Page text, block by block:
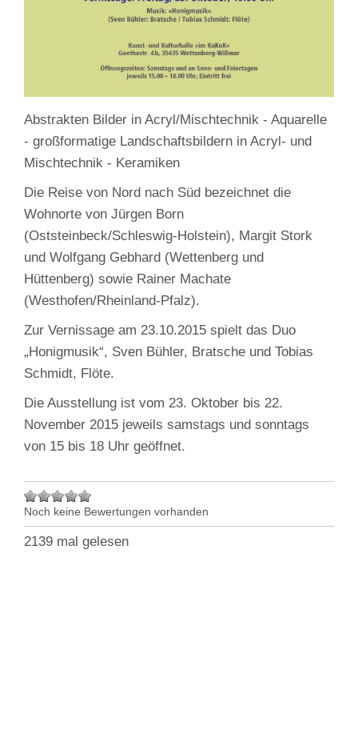
Abstrakten Bilder in Acryl/Mischtechnik - Aquarelle
- großformatige Landschaftsbildern in Acryl- und
Mischtechnik - Keramiken
Die Reise von Nord nach Süd bezeichnet die
Wohnorte von Jürgen Born
(Oststeinbeck/Schleswig-Holstein), Margit Stork
und Wolfgang Gebhard (Wettenberg und
Hüttenberg) sowie Rainer Machate
(Westhofen/Rheinland-Pfalz).
Zur Vernissage am 23.10.2015 spielt das Duo
„Honigmusik“, Sven Bühler, Bratsche und Tobias
Schmidt, Flöte.
Die Ausstellung ist vom 23. Oktober bis 22.
November 2015 jeweils samstags und sonntags
von 15 bis 18 Uhr geöffnet.
Noch keine Bewertungen vorhanden
2139 mal gelesen